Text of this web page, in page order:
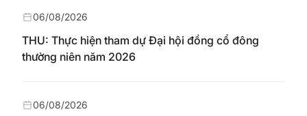
THU: Thực hiện tham dự Đại hội đồng cổ đông
thường niên năm 2026
06/08/2026
06/08/2026